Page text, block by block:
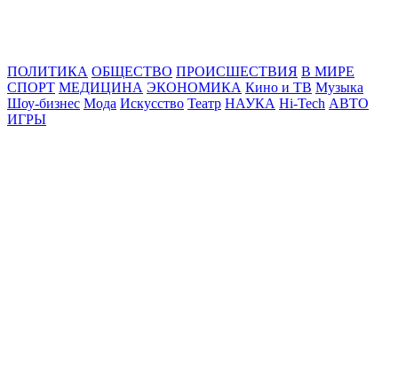
ПОЛИТИКА ОБЩЕСТВО ПРОИСШЕСТВИЯ В МИРЕ
СПОРТ МЕДИЦИНА ЭКОНОМИКА Кино и ТВ Музыка
Шоу-бизнес Мода Искусство Театр НАУКА Hi-Tech АВТО
ИГРЫ